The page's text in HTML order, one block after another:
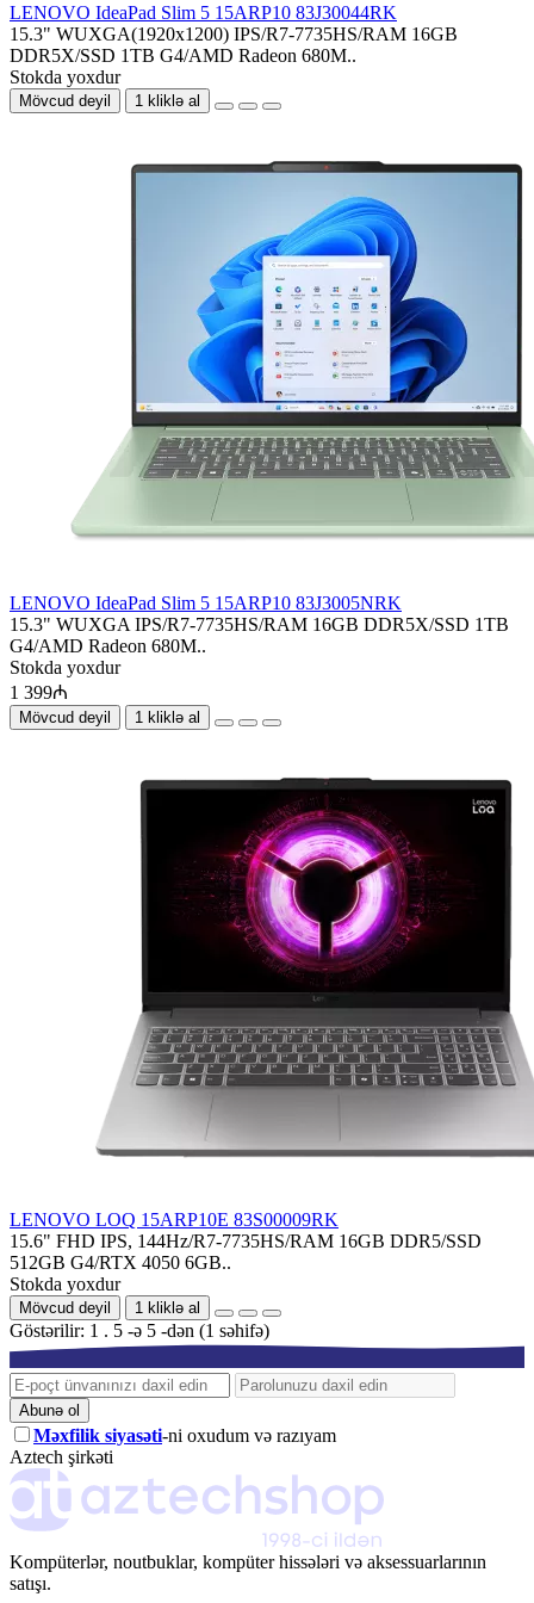
LENOVO IdeaPad Slim 5 15ARP10 83J30044RK
15.3" WUXGA(1920x1200) IPS/R7-7735HS/RAM 16GB
DDR5X/SSD 1TB G4/AMD Radeon 680M..
Stokda yoxdur
Mövcud deyil 1 kliklə al
LENOVO IdeaPad Slim 5 15ARP10 83J3005NRK
15.3" WUXGA IPS/R7-7735HS/RAM 16GB DDR5X/SSD 1TB
G4/AMD Radeon 680M..
Stokda yoxdur
1 399₼
Mövcud deyil 1 kliklə al
LENOVO LOQ 15ARP10E 83S00009RK
15.6" FHD IPS, 144Hz/R7-7735HS/RAM 16GB DDR5/SSD
512GB G4/RTX 4050 6GB..
Stokda yoxdur
Mövcud deyil 1 kliklə al
Göstərilir: 1 . 5 -ə 5 -dən (1 səhifə)
Abunə ol
Məxfilik siyasəti-ni oxudum və razıyam
Aztech şirkəti
Kompüterlər, noutbuklar, kompüter hissələri və aksessuarlarının
satışı.